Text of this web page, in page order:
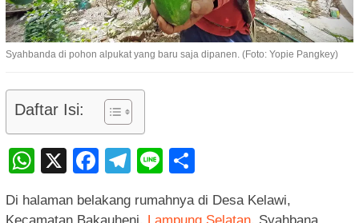
Syahbanda di pohon alpukat yang baru saja dipanen. (Foto: Yopie Pangkey)
Daftar Isi:
WhatsApp
X Facebook
Telegram
Line
Di halaman belakang rumahnya di Desa Kelawi,